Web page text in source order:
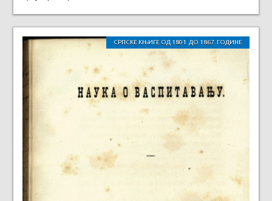
СРПСКЕ КЊИГЕ ОД 1801. ДО 1867. ГОДИНЕ